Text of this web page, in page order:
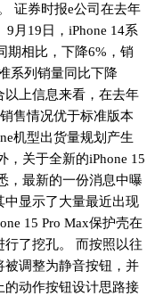
证券时报e公司在去年
⽉19日，iPhone 14系
期相比，下降6%，销
系列销量同⽐下降
以上信息来看，在去年
售情况优于标准版本
机型出货量规划产生
，关于全新的iPhone 15
，最新的一份消息中曝
中显示了大量最近出现
15 Pro Max保护壳在
了挖孔。 而按照以往
被调整为静音按钮，并
的动作按钮设计思路接